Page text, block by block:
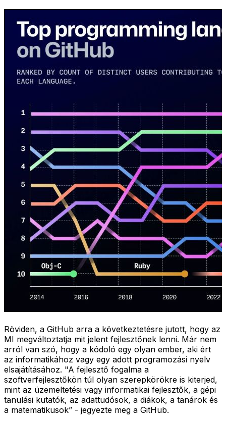
Röviden, a GitHub arra a következtetésre jutott, hogy az
MI megváltoztatja mit jelent fejlesztőnek lenni. Már nem
arról van szó, hogy a kódoló egy olyan ember, aki ért
az informatikához vagy egy adott programozási nyelv
elsajátításához. "A fejlesztő fogalma a
szoftverfejlesztőkön túl olyan szerepkörökre is kiterjed,
mint az üzemeltetési vagy informatikai fejlesztők, a gépi
tanulási kutatók, az adattudósok, a diákok, a tanárok és
a matematikusok” - jegyezte meg a GitHub.